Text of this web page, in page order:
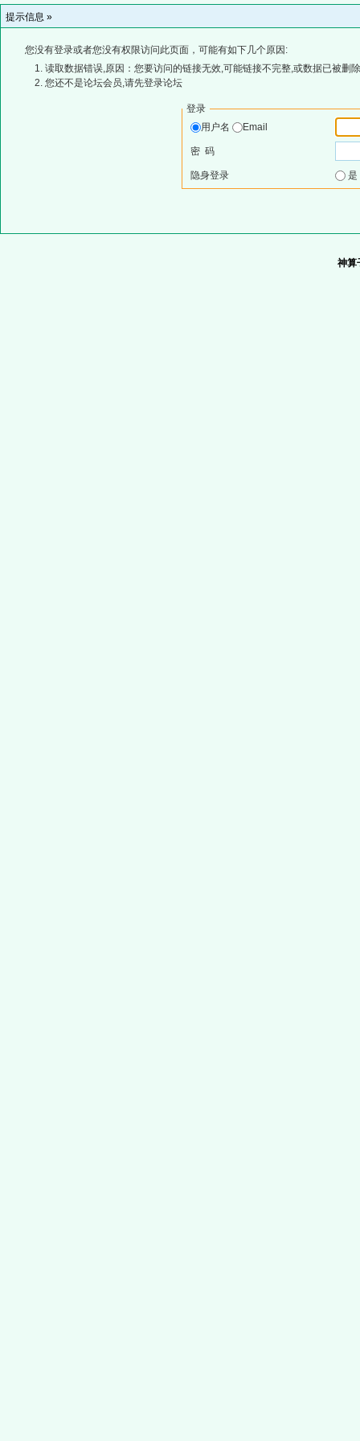
提示信息 »
您没有登录或者您没有权限访问此页面，可能有如下几个原因:
读取数据错误,原因：您要访问的链接无效,可能链接不完整,或数据已被删
您还不是论坛会员,请先登录论坛
登录
用户名
Email
密 码
隐身登录
神算